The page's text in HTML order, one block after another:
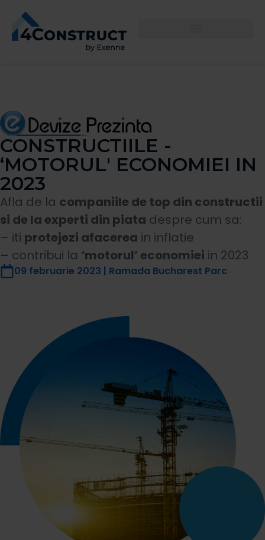
CONSTRUCTIILE -
‘MOTORUL' ECONOMIEI IN
2023
Afla de la companiile de top din constructii
si de la experti din piata despre cum sa:
– iti protejezi afacerea in inflatie
– contribui la ‘motorul’ economiei in 2023
09 februarie 2023 | Ramada Bucharest Parc